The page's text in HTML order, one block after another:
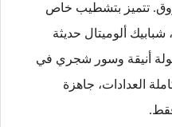
تتميز بتشطيب خاص
ألوميتال حديثة
أنيقة وسور شجري في
العدادات، جاهزة